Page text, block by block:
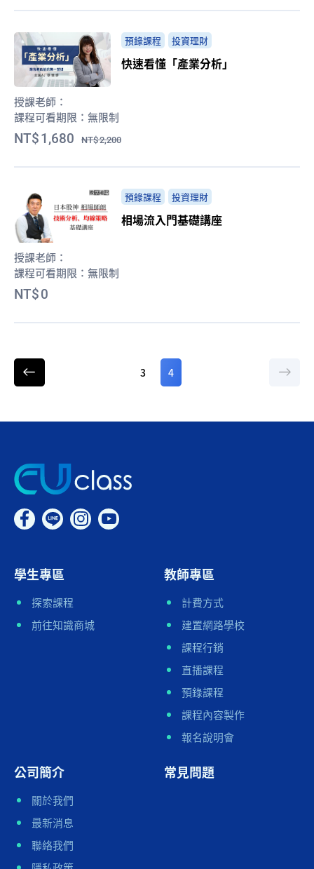
預錄課程 投資理財
快速看懂「產業分析」
授課老師：
課程可看期限： 無限制
1,680 2,200
預錄課程 投資理財
相場流入門基礎講座
授課老師：
課程可看期限： 無限制
0
3 4
學生專區
探索課程
前往知識商城
教師專區
計費方式
建置網路學校
課程行銷
直播課程
預錄課程
課程內容製作
報名說明會
公司簡介
關於我們
最新消息
聯絡我們
常見問題